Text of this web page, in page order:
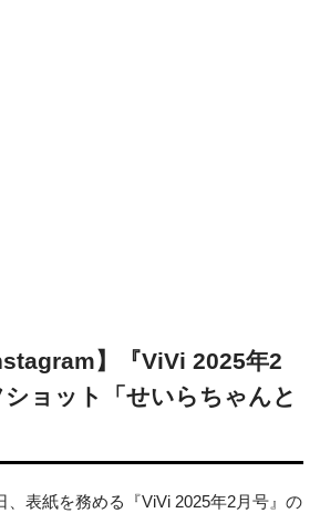
】『ViVi 2025年2
ショット「せいらちゃんと
、表紙を務める『ViVi 2025年2月号』の